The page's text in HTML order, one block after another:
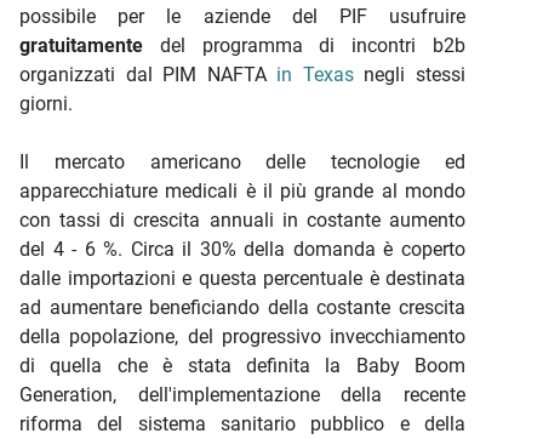
possibile per le aziende del PIF usufruire
gratuitamente del programma di incontri b2b
organizzati dal PIM NAFTA in Texasnegli stessi
giorni.
Il mercato americano delle tecnologie ed
apparecchiature medicali è il più grande al mondo
con tassi di crescita annuali in costante aumento
del 4 - 6 %. Circa il 30% della domanda è coperto
dalle importazioni e questa percentuale è destinata
ad aumentare beneficiando della costante crescita
della popolazione, del progressivo invecchiamento
di quella che è stata definita la Baby Boom
Generation, dell'implementazione della recente
riforma del sistema sanitario pubblico e della